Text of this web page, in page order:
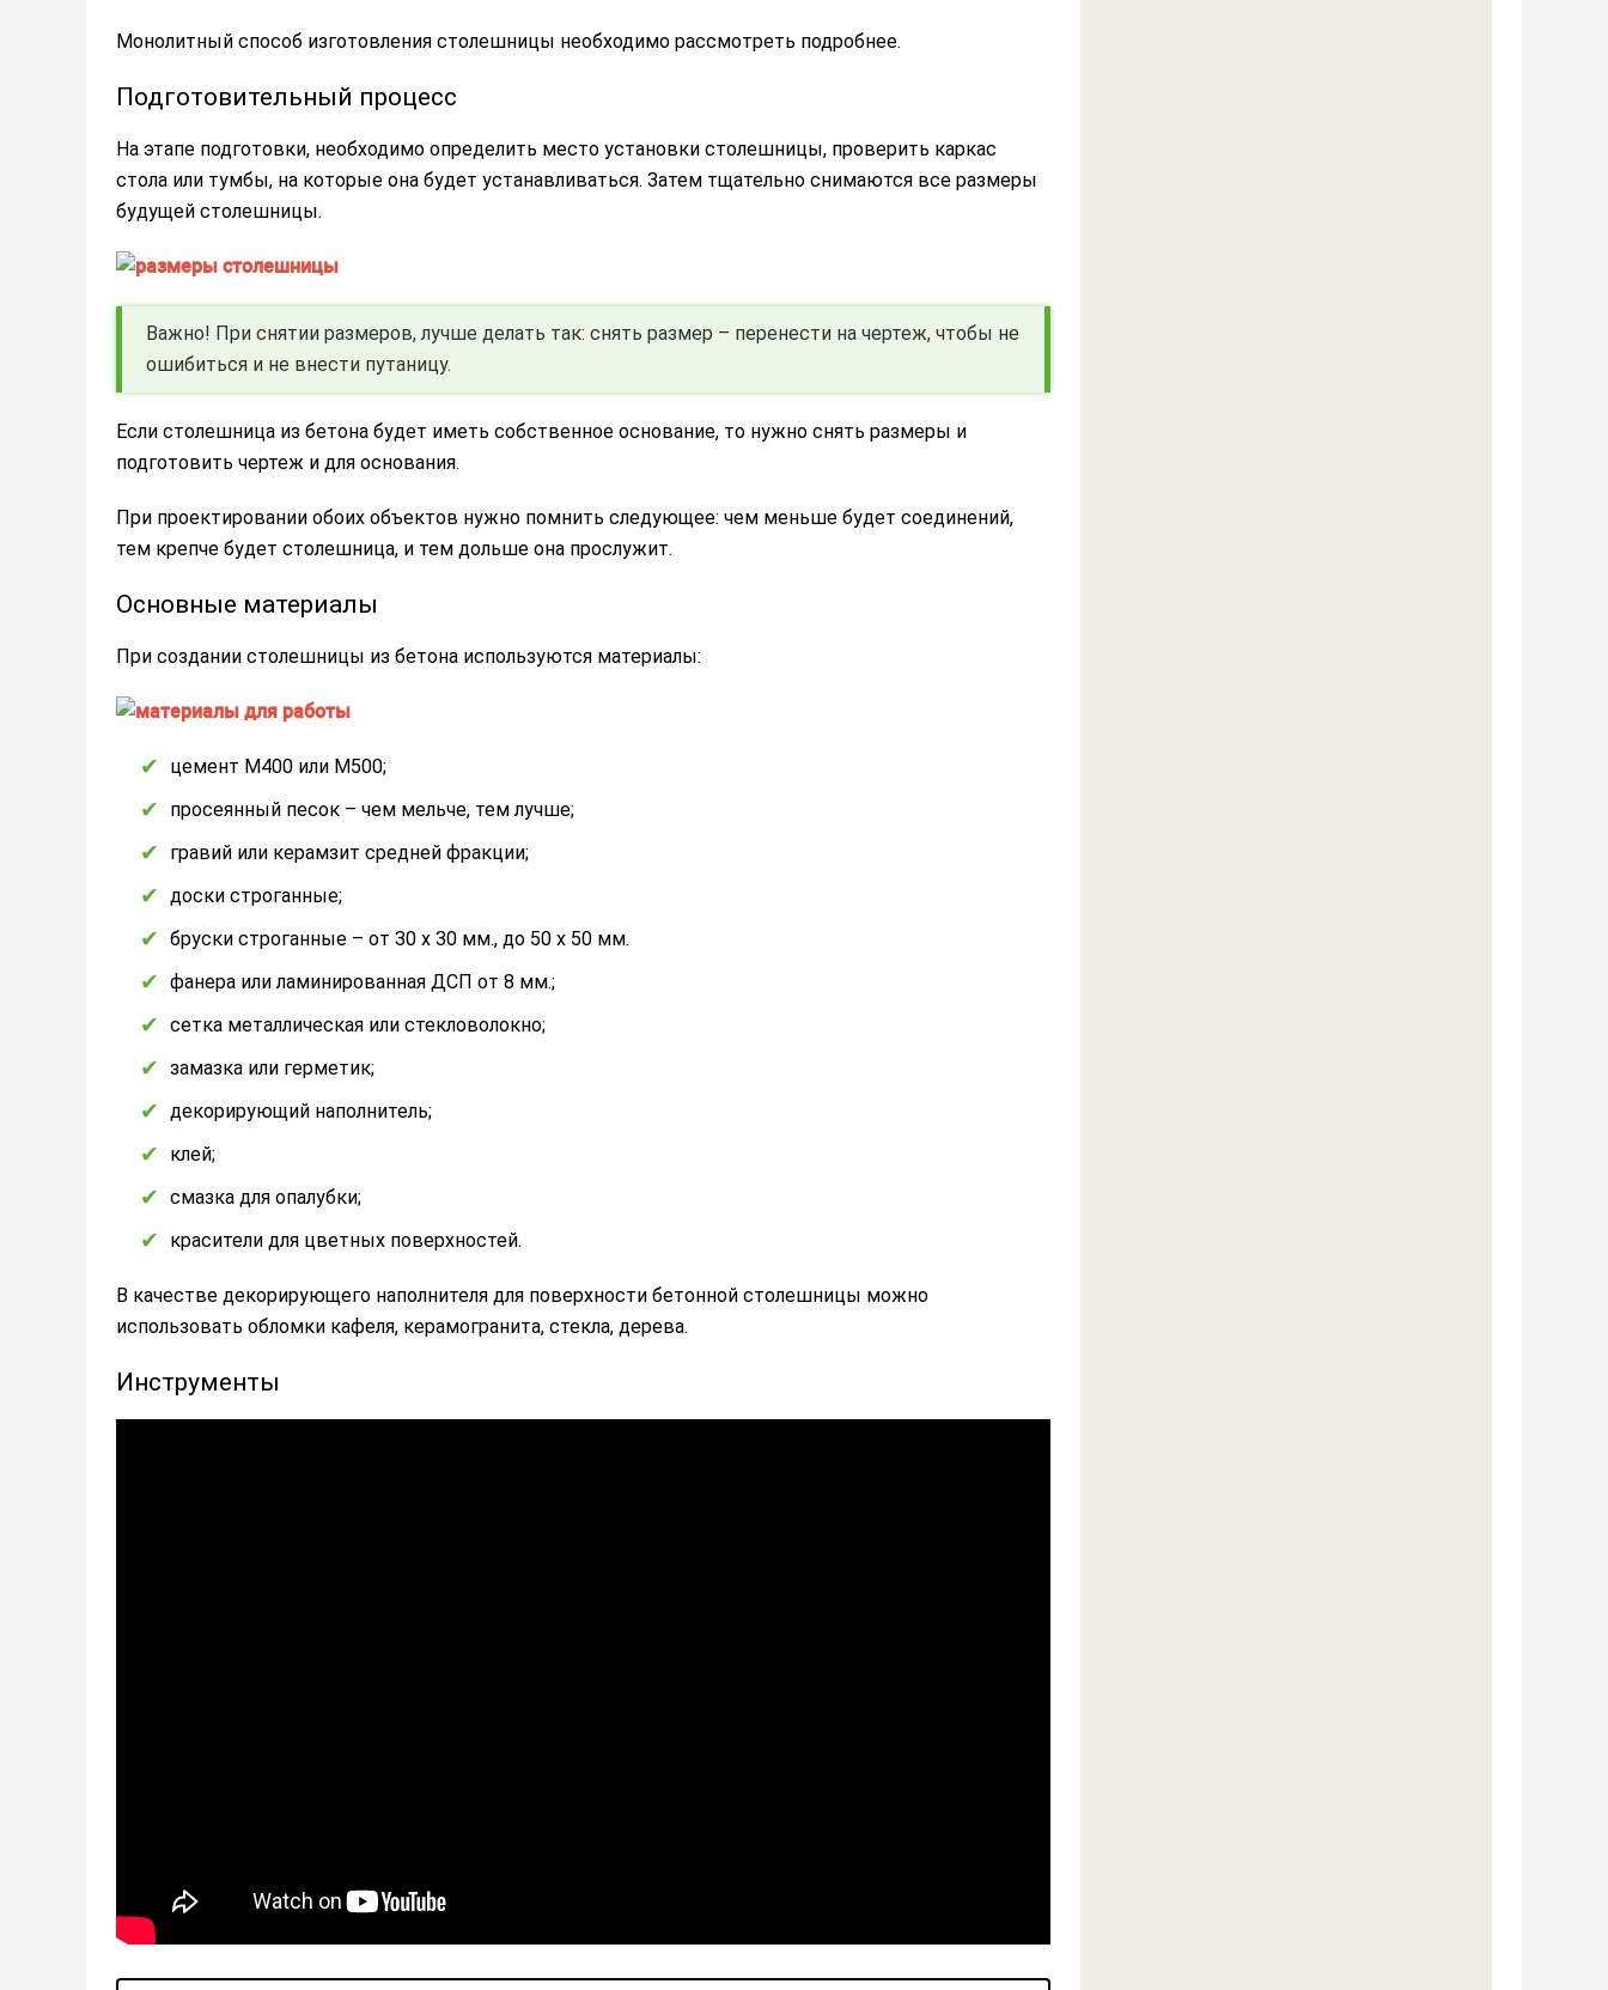
Монолитный способ изготовления столешницы необходимо рассмотреть подробнее.
Подготовительный процесс
На этапе подготовки, необходимо определить место установки столешницы, проверить каркас
стола или тумбы, на которые она будет устанавливаться. Затем тщательно снимаются все размеры
будущей столешницы.
Важно! При снятии размеров, лучше делать так: снять размер – перенести на чертеж, чтобы не
ошибиться и не внести путаницу.
Если столешница из бетона будет иметь собственное основание, то нужно снять размеры и
подготовить чертеж и для основания.
При проектировании обоих объектов нужно помнить следующее: чем меньше будет соединений,
тем крепче будет столешница, и тем дольше она прослужит.
Основные материалы
При создании столешницы из бетона используются материалы:
цемент М400 или М500;
просеянный песок – чем мельче, тем лучше;
гравий или керамзит средней фракции;
доски строганные;
бруски строганные – от 30 х 30 мм., до 50 х 50 мм.
фанера или ламинированная ДСП от 8 мм.;
сетка металлическая или стекловолокно;
замазка или герметик;
декорирующий наполнитель;
клей;
смазка для опалубки;
красители для цветных поверхностей.
В качестве декорирующего наполнителя для поверхности бетонной столешницы можно
использовать обломки кафеля, керамогранита, стекла, дерева.
Инструменты